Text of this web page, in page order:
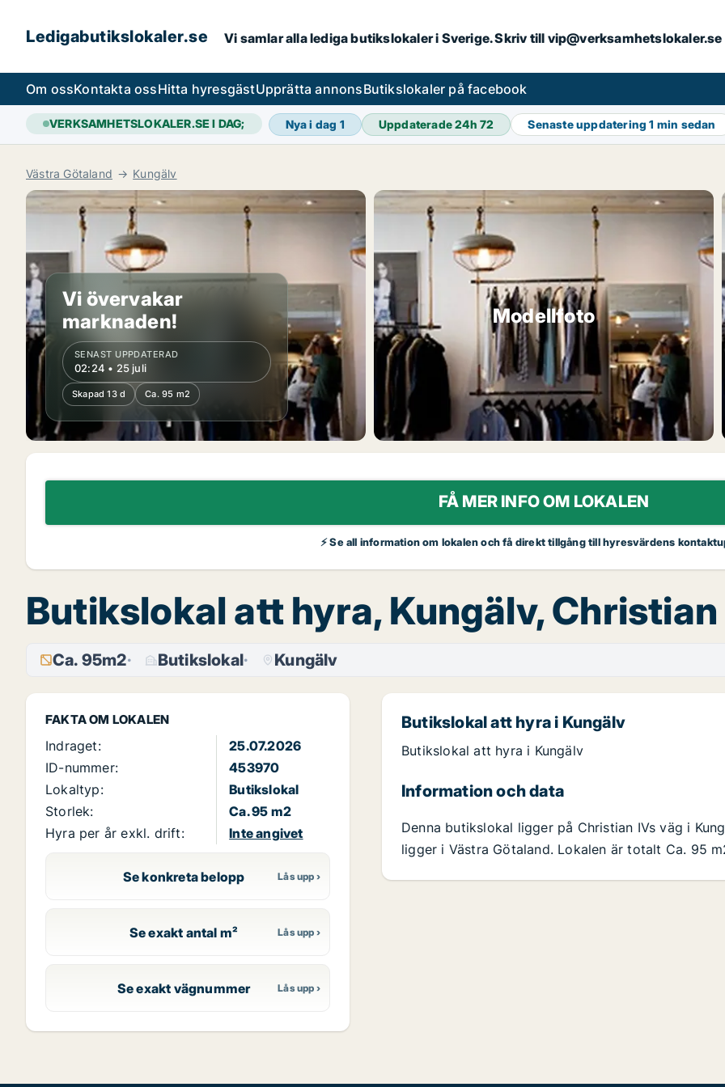
Ledigabutikslokaler.se Vi samlar alla lediga butikslokaler i Sverige. Skriv till
Om ossKontakta ossHitta hyresgästUpprätta annonsButikslokaler på facebook
VERKSAMHETSLOKALER.SE I DAG; Nya i dag 1 Uppdaterade 24h72 Senaste uppdatering1 min sedan
Västra Götaland Kungälv
Vi övervakar
marknaden!
SENAST UPPDATERAD
02:24 • 25 juli
Skapad 13 d Ca. 95 m2
Modellfoto
FÅ MER INFO OM LOKALEN
⚡ Se all information om lokalen och få direkt tillgång till hyresvärdens
Butikslokal att hyra, Kungälv, Christian
Ca. 95m2 Butikslokal Kungälv
FAKTA OM LOKALEN
Indraget:
25.07.2026
ID-nummer:
453970
Lokaltyp:
Butikslokal
Storlek:
Ca. 95 m2
Hyra per år exkl. drift:
Inte angivet
Se konkreta belopp
Se exakt antal m²
Se exakt vägnummer
Butikslokal att hyra i Kungälv
Butikslokal att hyra i Kungälv
Information och data
Denna butikslokal ligger på Christian IVs väg i
ligger i Västra Götaland. Lokalen är totalt Ca. 95